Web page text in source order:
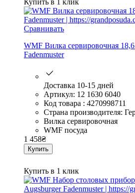
Купить в 1 клик
Сравнивать
WMF Вилка сервировочная
Fadenmuster
Доставка 10-15 дней
Артикул: 12 1630 6040
Код товара : 4270998711
Страна производителя:
Вилка сервировочная
WMF посуда
1 458₴
Купить
Купить в 1 клик